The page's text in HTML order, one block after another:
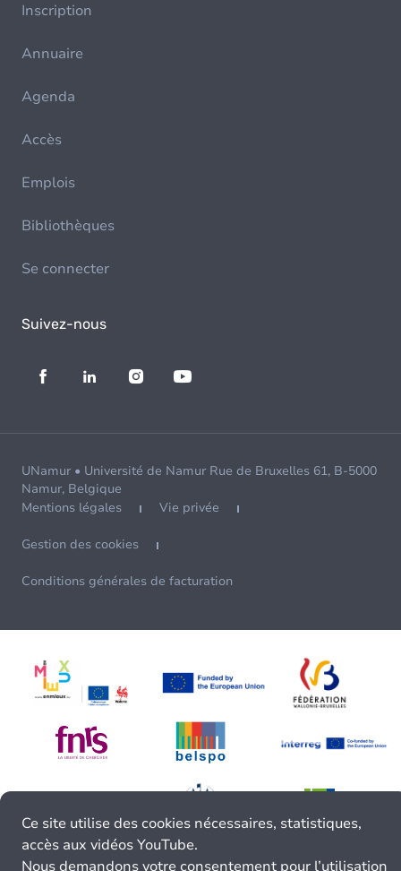
Inscription
Annuaire
Agenda
Accès
Emplois
Bibliothèques
Se connecter
Suivez-nous
UNamur • Université de Namur Rue de Bruxelles 61, B-5000
Namur, Belgique
Mentions légales
Vie privée
Gestion des cookies
Conditions générales de facturation
Ce site utilise des cookies nécessaires, statistiques,
accès aux vidéos YouTube.
Nous demandons votre consentement pour l’utilisation